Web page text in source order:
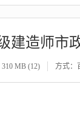
建造师市
MB (12) 方式：